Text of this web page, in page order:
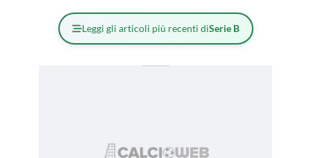
Leggi gli articoli più recenti diSerie B